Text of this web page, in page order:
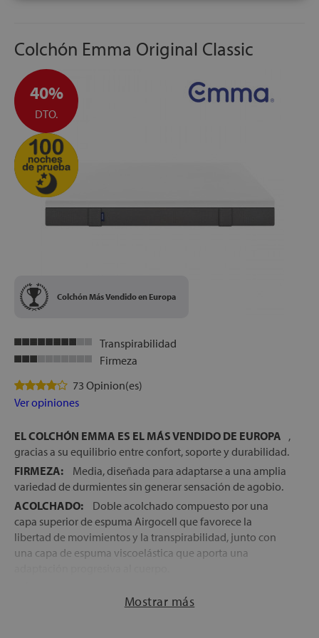
Colchón Emma Original Classic
40%
DTO.
Colchón Más Vendido en Europa
Transpirabilidad
Firmeza
73 Opinion(es)
Ver opiniones
EL COLCHÓN EMMA ES EL MÁS VENDIDO DE EUROPA ,
gracias a su equilibrio entre confort, soporte y durabilidad.
FIRMEZA:
Media, diseñada para adaptarse a una amplia
variedad de durmientes sin generar sensación de agobio.
ACOLCHADO:
Doble acolchado compuesto por una
capa superior de espuma Airgocell que favorece la
libertad de movimientos y la transpirabilidad, junto con
una capa de espuma viscoelástica que aporta una
que proporciona estabilidad, soporte duradero y favorece
Mostrar más